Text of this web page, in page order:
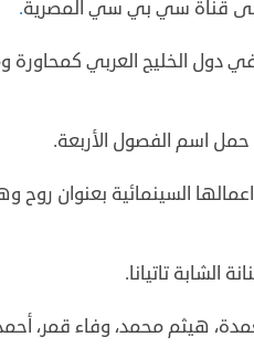
على قناة سي بي سي المصرية.
في دول الخليج العربي
السينمائية بعنوان
الشابة تاتيانا.
هيثم محمد، وفاء قمر،